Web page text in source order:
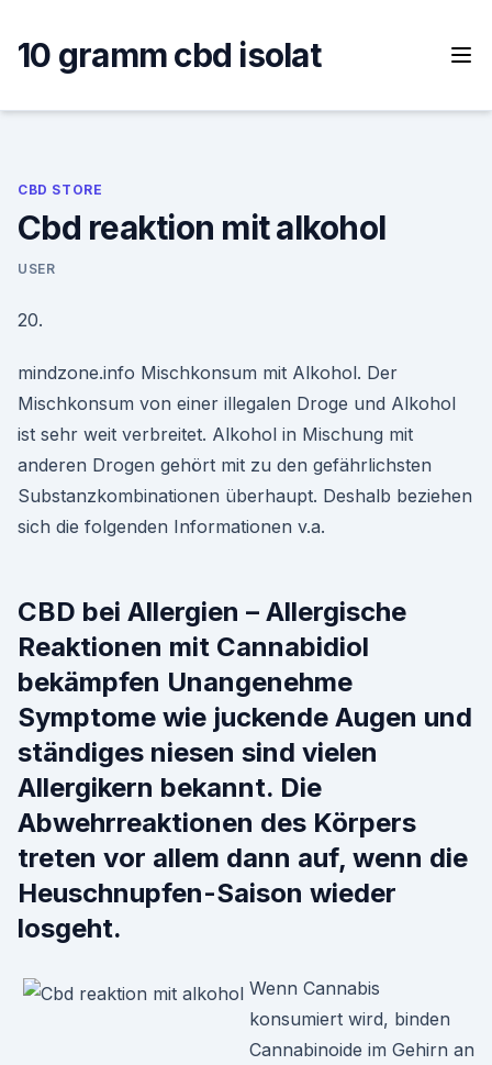
content
10 gramm cbd isolat
CBD STORE
Cbd reaktion mit alkohol
USER
20.
mindzone.info Mischkonsum mit Alkohol. Der
Mischkonsum von einer illegalen Droge und Alkohol
ist sehr weit verbreitet. Alkohol in Mischung mit
anderen Drogen gehört mit zu den gefährlichsten
Substanzkombinationen überhaupt. Deshalb beziehen
sich die folgenden Informationen v.a.
CBD bei Allergien – Allergische
Reaktionen mit Cannabidiol
bekämpfen Unangenehme
Symptome wie juckende Augen und
ständiges niesen sind vielen
Allergikern bekannt. Die
Abwehrreaktionen des Körpers
treten vor allem dann auf, wenn die
Heuschnupfen-Saison wieder
losgeht.
Wenn Cannabis
konsumiert wird, binden
Cannabinoide im Gehirn an